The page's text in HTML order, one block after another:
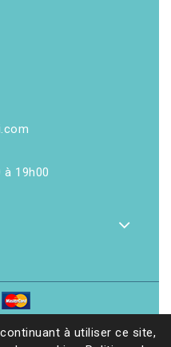
à 19h00
à utiliser ce site,
web réalisé par Ethicweb